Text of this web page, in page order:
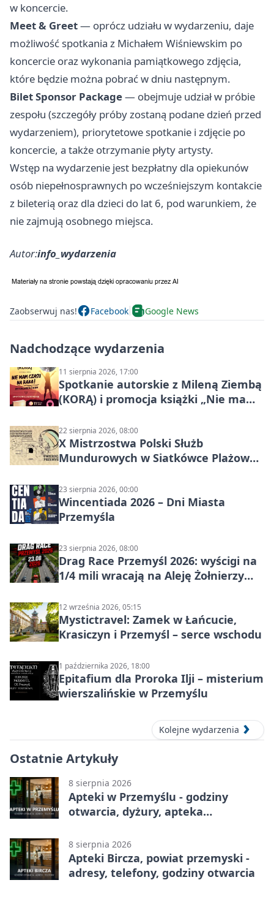
w koncercie.
Meet & Greet— oprócz udziału w wydarzeniu, daje
możliwość spotkania z Michałem Wiśniewskim po
koncercie oraz wykonania pamiątkowego zdjęcia,
które będzie można pobrać w dniu następnym.
Bilet Sponsor Package— obejmuje udział w próbie
zespołu (szczegóły próby zostaną podane dzień przed
wydarzeniem), priorytetowe spotkanie i zdjęcie po
koncercie, a także otrzymanie płyty artysty.
Wstęp na wydarzenie jest bezpłatny dla opiekunów
osób niepełnosprawnych po wcześniejszym kontakcie
z bileterią oraz dla dzieci do lat 6, pod warunkiem, że
nie zajmują osobnego miejsca.
Autor:info_wydarzenia
Zaobserwuj nas! Facebook Google News
Nadchodzące wydarzenia
11 sierpnia 2026, 17:00
Spotkanie autorskie z Mileną Ziembą
(KORĄ) i promocja książki „Nie mam
22 sierpnia 2026, 08:00
X Mistrzostwa Polski Służb
Mundurowych w Siatkówce Plażowej
23 sierpnia 2026, 00:00
Wincentiada 2026 – Dni Miasta
Przemyśla
23 sierpnia 2026, 08:00
Drag Race Przemyśl 2026: wyścigi na
1/4 mili wracają na Aleję Żołnierzy
12 września 2026, 05:15
Mystictravel: Zamek w Łańcucie,
Krasiczyn i Przemyśl – serce wschodu
1 października 2026, 18:00
Epitafium dla Proroka Ilji – misterium
wierszalińskie w Przemyślu
Kolejne wydarzenia
Ostatnie Artykuły
8 sierpnia 2026
Apteki w Przemyślu - godziny
otwarcia, dyżury, apteka
8 sierpnia 2026
Apteki Bircza, powiat przemyski -
adresy, telefony, godziny otwarcia